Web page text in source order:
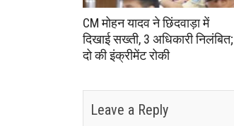
CM मोहन यादव ने छिंदवाड़ा में
दिखाई सख्ती, 3 अधिकारी निलंबित;
दो की इंक्रीमेंट रोकी
Leave a Reply